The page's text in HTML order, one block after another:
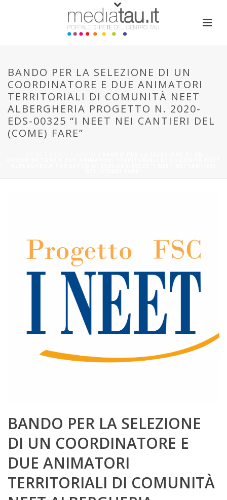
BANDO PER LA SELEZIONE DI UN
COORDINATORE E DUE ANIMATORI
TERRITORIALI DI COMUNITÀ NEET
ALBERGHERIA PROGETTO N. 2020-
EDS-00325 “I NEET NEI CANTIERI DEL
(COME) FARE”
BANDO PER LA SELEZIONE
DI UN COORDINATORE E
DUE ANIMATORI
TERRITORIALI DI COMUNITÀ